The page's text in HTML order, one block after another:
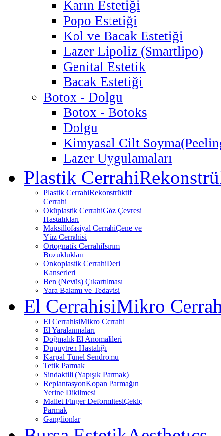
Karın Estetiği
Popo Estetiği
Kol ve Bacak Estetiği
Lazer Lipoliz (Smartlipo)
Genital Estetik
Bacak Estetiği
Botox - Dolgu
Botox - Botoks
Dolgu
Kimyasal Cilt Soyma
Lazer Uygulamaları
Plastik Cerrahi
Plastik CerrahiRekonstrüktif
Cerrahi
Oküplastik CerrahiGöz Çevresi
Hastalıkları
Maksillofasiyal CerrahiÇene ve
Yüz Cerrahisi
Ortognatik CerrahiIsırım
Bozuklukları
Onkoplastik CerrahiDeri
Kanserleri
Ben (Nevüs) Çıkartılması
Yara Bakımı ve Tedavisi
El CerrahisiMikro
El CerrahisiMikro Cerrahi
El Yaralanmaları
Doğmalık El Anomalileri
Dupuytren Hastalığı
Karpal Tünel Sendromu
Tetik Parmak
Sindaktili (Yapışık Parmak)
ReplantasyonKopan Parmağın
Yerine Dikilmesi
Mallet Finger DeformitesiÇekiç
Parmak
Ganglionlar